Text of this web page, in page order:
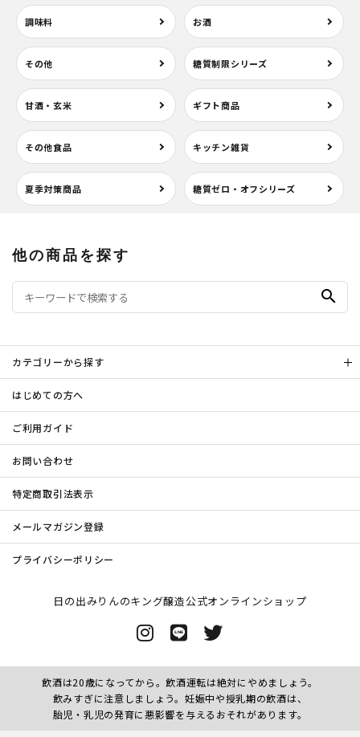
調味料 お酒
その他 糖質制限シリーズ
甘酒・玄米 ギフト商品
その他食品 キッチン雑貨
夏季対策商品 糖質ゼロ・オフシリーズ
他の商品を探す
search
カテゴリーから探す
はじめての方へ
ご利用ガイド
お問い合わせ
特定商取引法表示
メールマガジン登録
プライバシーポリシー
日の出みりんのキング醸造公式オンラインショップ
飲酒は20歳になってから。飲酒運転は絶対にやめましょう。
飲みすぎに注意しましょう。妊娠中や授乳期の飲酒は、
胎児・乳児の発育に悪影響を与えるおそれがあります。